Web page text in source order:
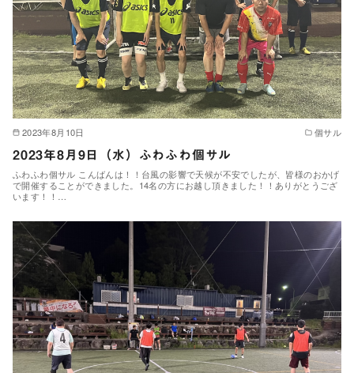
2023年8月10日
個サル
2023年8月9日（水）ふわふわ個サル
ふわふわ個サル こんばんは！！台風の影響で天候が不安でしたが、皆様のおかげ
で開催することができました。14名の方にお越し頂きました！！ありがとうござ
います！！…